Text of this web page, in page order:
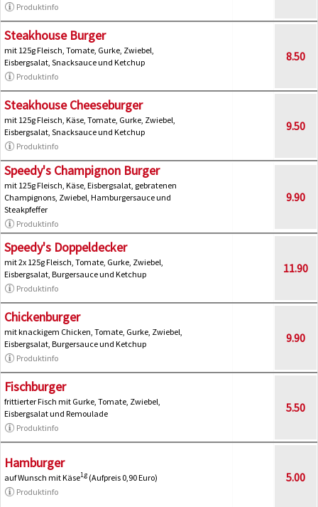
Produktinfo
Steakhouse Burger
mit 125g Fleisch, Tomate, Gurke, Zwiebel,
Eisbergsalat, Snacksauce und Ketchup
Produktinfo
8.50
Steakhouse Cheeseburger
mit 125g Fleisch, Käse, Tomate, Gurke, Zwiebel,
Eisbergsalat, Snacksauce und Ketchup
Produktinfo
9.50
Speedy's Champignon Burger
mit 125g Fleisch, Käse, Eisbergsalat, gebratenen
Champignons, Zwiebel, Hamburgersauce und
Steakpfeffer
Produktinfo
9.90
Speedy's Doppeldecker
mit 2x 125g Fleisch, Tomate, Gurke, Zwiebel,
Eisbergsalat, Burgersauce und Ketchup
Produktinfo
11.90
Chickenburger
mit knackigem Chicken, Tomate, Gurke, Zwiebel,
Eisbergsalat, Burgersauce und Ketchup
Produktinfo
9.90
Fischburger
frittierter Fisch mit Gurke, Tomate, Zwiebel,
Eisbergsalat und Remoulade
Produktinfo
5.50
Hamburger
auf Wunsch mit Käse1,g (Aufpreis 0,90 Euro)
Produktinfo
5.00